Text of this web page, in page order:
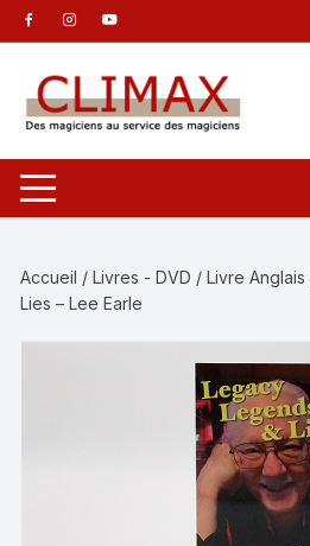
Aller
au
contenu
Accueil /Livres - DVD /Livre Anglais
Lies – Lee Earle